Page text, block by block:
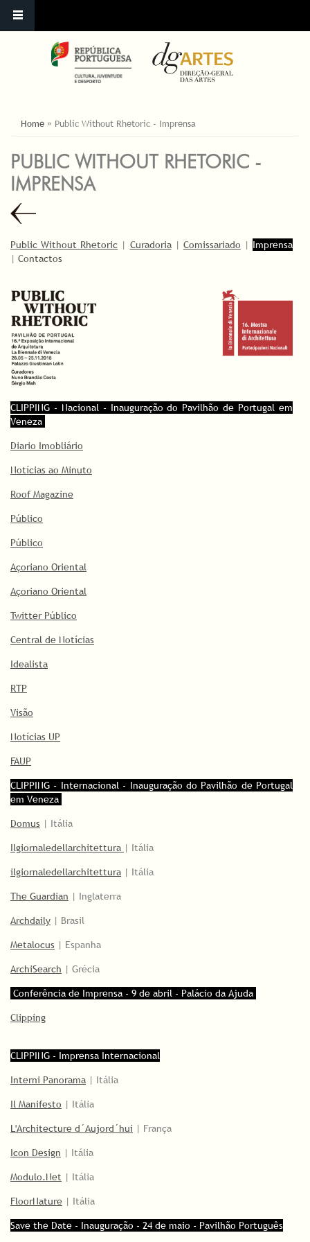
ESTÁ AQUI
Home » Public Without Rhetoric - Imprensa
PUBLIC WITHOUT RHETORIC -
IMPRENSA
Public Without Rhetoric | Curadoria| Comissariado | Imprensa
| Contactos
CLIPPING - Nacional - Inauguração do Pavilhão de Portugal em
Veneza
Diario Imobliário
Notícias ao Minuto
Roof Magazine
Público
Público
Açoriano Oriental
Açoriano Oriental
Twitter Público
Central de Notícias
Idealista
RTP
Visão
Notícias UP
FAUP
CLIPPING - Internacional - Inauguração do Pavilhão de Portugal
em Veneza
Domus | Itália
Ilgiornaledellarchitettura | Itália
ilgiornaledellarchitettura | Itália
The Guardian | Inglaterra
Archdaily | Brasil
Metalocus | Espanha
ArchiSearch | Grécia
Conferência de Imprensa - 9 de abril - Palácio da Ajuda
Clipping
CLIPPING - Imprensa Internacional
Interni Panorama | Itália
Il Manifesto | Itália
L'Architecture d´Aujord´hui | França
Icon Design | Itália
Modulo.Net | Itália
FloorNature | Itália
Save the Date - Inauguração - 24 de maio - Pavilhão Português